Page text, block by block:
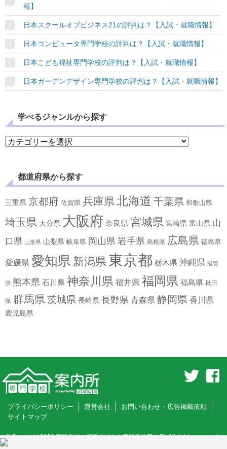
報】
日本スクールオブビジネス21の評判は？【入試・就職情報】
日本コンピュータ専門学校の評判は？【入試・就職情報】
日本こども福祉専門学校の評判は？【入試・就職情報】
日本ガーデンデザイン専門学校の評判は？【入試・就職情報】
学べるジャンルから探す
学べるジャンルから探す
都道府県から探す
三重県 京都府 佐賀県 兵庫県 北海道 千葉県 和歌山県
埼玉県 大分県 大阪府 奈良県 宮城県 宮崎県 富山県 山
口県 山形県 山梨県 岐阜県 岡山県 岩手県 島根県 広島県 徳島県
愛媛県 愛知県 新潟県 東京都 栃木県 沖縄県 滋賀
県 熊本県 石川県 神奈川県 福井県 福岡県 福島県 秋田
県 群馬県 茨城県 長崎県 長野県 青森県 静岡県 香川県
鹿児島県
プライバシーポリシー 運営会社
お問い合わせ・広告掲載依頼
サイトマップ
© Copyright 2026専門学校の情報サイト｜専門学校案内所. All rights reserved.